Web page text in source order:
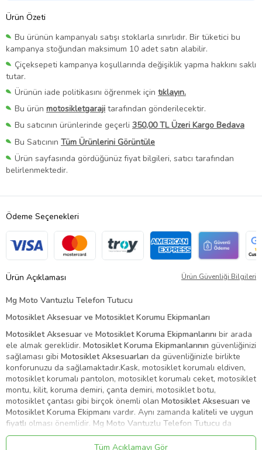
Ürün Özeti
Bu ürünün kampanyalı satışı stoklarla sınırlıdır. Bir tüketici bu
kampanya stoğundan maksimum 10 adet satın alabilir.
Çiçeksepeti kampanya koşullarında değişiklik yapma hakkını saklı
tutar.
Ürünün iade politikasını öğrenmek için tıklayın.
Bu ürün motosikletgaraji tarafından gönderilecektir.
Bu satıcının ürünlerinde geçerli 350,00 TL Üzeri Kargo Bedava
Bu Satıcının Tüm Ürünlerini Görüntüle
Ürün sayfasında gördüğünüz fiyat bilgileri, satıcı tarafından
belirlenmektedir.
Ödeme Seçenekleri
Ürün Açıklaması Ürün Güvenliği Bilgileri
Mg Moto Vantuzlu Telefon Tutucu
Motosiklet Aksesuar ve Motosiklet Korumu Ekipmanları
Motosiklet Aksesuar ve Motosiklet Koruma Ekipmanlarını bir arada
ele almak gereklidir. Motosiklet Koruma Ekipmanlarının güvenliğinizi
sağlaması gibi Motosiklet Aksesuarları da güvenliğinizle birlikte
konforunuzu da sağlamaktadır.Kask, motosiklet korumalı eldiven,
motosiklet korumalı pantolon, motosiklet korumalı ceket, motosiklet
montu, kilit, koruma demiri, çanta demiri, motosiklet botu,
motosiklet çantası gibi birçok önemli olan Motosiklet Aksesuarı ve
Motosiklet Koruma Ekipmanı vardır. Aynı zamanda kaliteli ve uygun
fiyatlı olması önemlidir. Mg Moto Vantuzlu Telefon Tutucu da
bunlardan biridir.
Tüm Açıklamayı Gör